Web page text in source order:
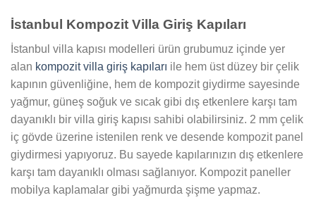
İstanbul Kompozit Villa Giriş Kapıları
İstanbul villa kapısı modelleri ürün grubumuz içinde yer
alan kompozit villa giriş kapıları ile hem üst düzey bir çelik
kapının güvenliğine, hem de kompozit giydirme sayesinde
yağmur, güneş soğuk ve sıcak gibi dış etkenlere karşı tam
dayanıklı bir villa giriş kapısı sahibi olabilirsiniz. 2 mm çelik
iç gövde üzerine istenilen renk ve desende kompozit panel
giydirmesi yapıyoruz. Bu sayede kapılarınızın dış etkenlere
karşı tam dayanıklı olması sağlanıyor. Kompozit paneller
mobilya kaplamalar gibi yağmurda şişme yapmaz.